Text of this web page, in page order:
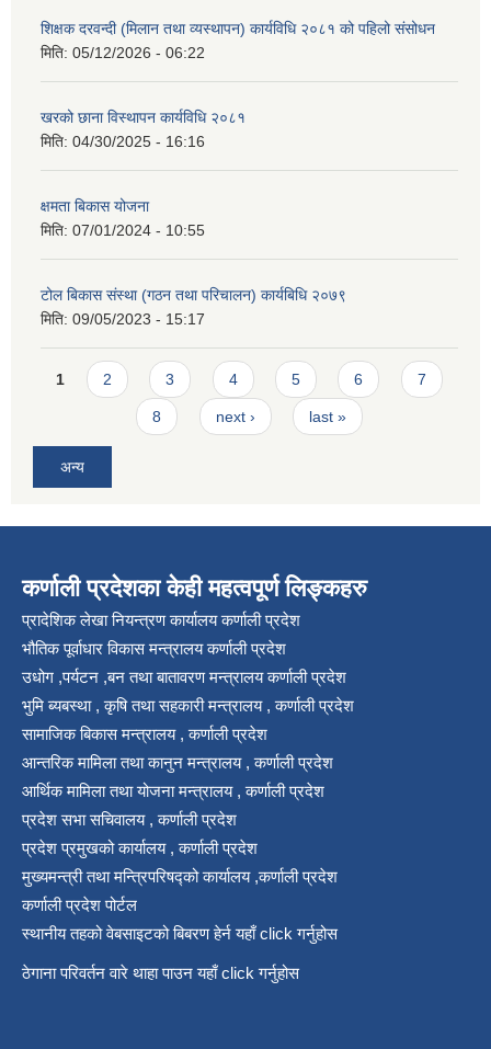
शिक्षक दरवन्दी (मिलान तथा व्यस्थापन) कार्यविधि २०८१ को पहिलो संसोधन
मिति: 05/12/2026 - 06:22
खरको छाना विस्थापन कार्यविधि २०८१
मिति: 04/30/2025 - 16:16
क्षमता बिकास योजना
मिति: 07/01/2024 - 10:55
टोल बिकास संस्था (गठन तथा परिचालन) कार्यबिधि २०७९
मिति: 09/05/2023 - 15:17
Pages
1 2 3 4 5 6 7
8 next › last »
अन्य
कर्णाली प्रदेशका केही महत्वपूर्ण लिङ्कहरु
प्रादेशिक लेखा नियन्त्रण कार्यालय कर्णाली प्रदेश
भौतिक पूर्वाधार विकास मन्त्रालय कर्णाली प्रदेश
उधोग ,पर्यटन ,बन तथा बातावरण मन्त्रालय कर्णाली प्रदेश
भुमि ब्यबस्था , कृषि तथा सहकारी मन्त्रालय , कर्णाली प्रदेश
सामाजिक बिकास मन्त्रालय , कर्णाली प्रदेश
आन्तरिक मामिला तथा कानुन मन्त्रालय , कर्णाली प्रदेश
आर्थिक मामिला तथा योजना मन्त्रालय , कर्णाली प्रदेश
प्रदेश सभा सचिवालय , कर्णाली प्रदेश
प्रदेश प्रमुखको कार्यालय , कर्णाली प्रदेश
मुख्यमन्त्री तथा मन्त्रिपरिषद्को कार्यालय ,कर्णाली प्रदेश
कर्णाली प्रदेश पोर्टल
स्थानीय तहको वेबसाइटको बिबरण हेर्न यहाँ click गर्नुहोस
ठेगाना परिवर्तन वारे थाहा पाउन यहाँ click गर्नुहोस